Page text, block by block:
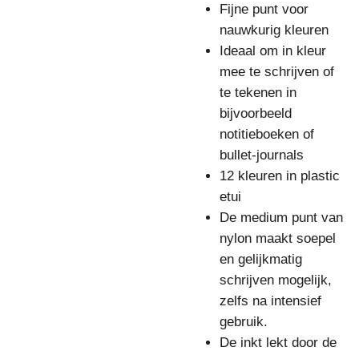
Fijne punt voor
nauwkurig kleuren
Ideaal om in kleur
mee te schrijven of
te tekenen in
bijvoorbeeld
notitieboeken of
bullet-journals
12 kleuren in plastic
etui
De medium punt van
nylon maakt soepel
en gelijkmatig
schrijven mogelijk,
zelfs na intensief
gebruik.
De inkt lekt door de